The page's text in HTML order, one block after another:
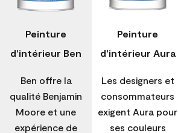
Peinture
d'intérieur Ben
Ben offre la
qualité Benjamin
Moore et une
expérience de
Peinture
d'intérieur Aura
Les designers et
consommateurs
exigent Aura pour
ses couleurs